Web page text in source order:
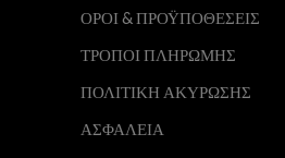
ΟΡΟΙ & ΠΡΟΫΠΟΘΕΣΕΙΣ
ΤΡΟΠΟΙ ΠΛΗΡΩΜΗΣ
ΠΟΛΙΤΙΚΗ ΑΚΥΡΩΣΗΣ
ΑΣΦΑΛΕΙΑ